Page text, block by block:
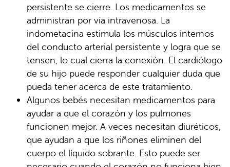
persistente se cierre. Los medicamentos se
administran por vía intravenosa. La
indometacina estimula los músculos internos
del conducto arterial persistente y logra que se
tensen, lo cual cierra la conexión. El cardiólogo
de su hijo puede responder cualquier duda que
pueda tener acerca de este tratamiento.
Algunos bebés necesitan medicamentos para
ayudar a que el corazón y los pulmones
funcionen mejor. A veces necesitan diuréticos,
que ayudan a que los riñones eliminen del
cuerpo el líquido sobrante. Esto puede ser